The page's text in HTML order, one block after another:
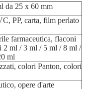
da 25 x 60 mm
PP, carta, film perlato
farmaceutica, flaconi
2 ml / 3 ml / 5 ml / 8 ml /
ml
colori Panton, colori
opere d'arte